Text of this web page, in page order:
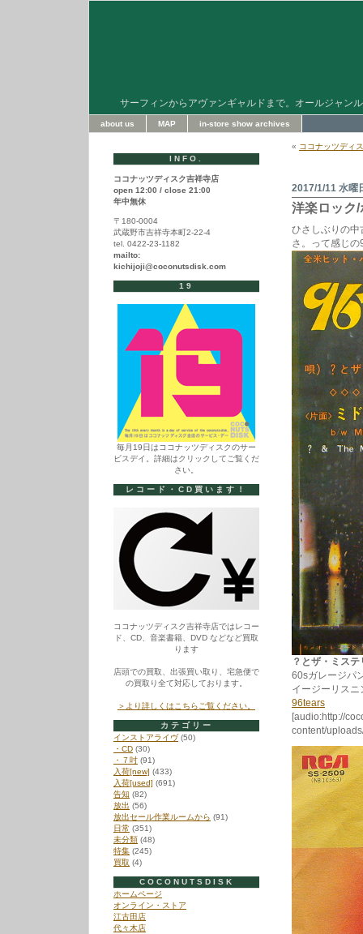
サーフィンからアヴァンギャルドまで。オールジャン
about us MAP in-store show archives
« ココナッツディ
2017/1/11 水曜
洋楽ロック/
ひさしぶりの中
さ。って感じの
？とザ・ミス
60sガレージパ
イージーリス
96tears
[audio:http://
content/
INFO.
ココナッツディスク吉祥寺店
open 12:00 / close 21:00
年中無休
〒180-0004
武蔵野市吉祥寺本町2-22-4
tel. 0422-23-1182
mailto:
kichijoji@coconutsdisk.com
19
毎月19日はココナッツディスクのサー
ビスデイ。詳細はクリックしてご覧くだ
さい。
レコード・CD買います！
ココナッツディスク吉祥寺店ではレコー
ド、CD、音楽書籍、DVD などなど買取
ります
店頭での買取、出張買い取り、宅急便で
の買取り全て対応しております。
＞より詳しくはこちらご覧ください。
カテゴリー
インストアライヴ(50)
・CD (30)
・７吋 (91)
入荷[new] (433)
入荷[used] (691)
告知 (82)
放出 (56)
放出セール作業ルームから (91)
日常 (351)
未分類 (48)
特集 (245)
買取 (4)
COCONUTSDISK
ホームページ
オンライン・ストア
江古田店
代々木店